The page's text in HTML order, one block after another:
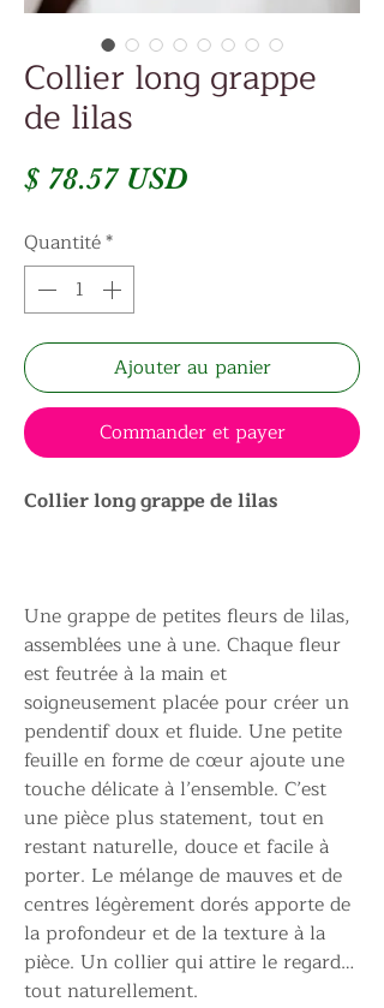
Collier long grappe
de lilas
$ 78.57 USDPrix
Quantité*
Ajouter au panier
Commander et payer
Collier long grappe de lilas
Une grappe de petites fleurs de lilas,
assemblées une à une. Chaque fleur
est feutrée à la main et
soigneusement placée pour créer un
pendentif doux et fluide. Une petite
feuille en forme de cœur ajoute une
touche délicate à l’ensemble. C’est
une pièce plus statement, tout en
restant naturelle, douce et facile à
porter. Le mélange de mauves et de
centres légèrement dorés apporte de
la profondeur et de la texture à la
pièce. Un collier qui attire le regard…
tout naturellement.